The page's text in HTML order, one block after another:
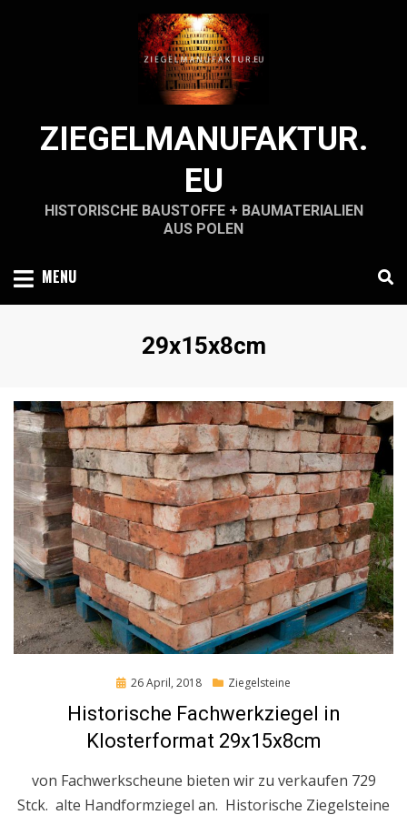
ZIEGELMANUFAKTUR.
EU
HISTORISCHE BAUSTOFFE + BAUMATERIALIEN
AUS POLEN
MENU
Schlagwort
:
29x15x8cm
Posted
26 April, 2018 Ziegelsteine
Historische Fachwerkziegel in
Klosterformat 29x15x8cm
von Fachwerkscheune bieten wir zu verkaufen 729
Stck. alte Handformziegel an. Historische Ziegelsteine